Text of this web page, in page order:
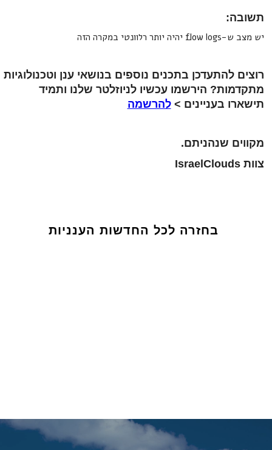
תשובה:
יש מצב ש-flow logs יהיה יותר רלוונטי במקרה הזה
רוצים להתעדכן בתכנים נוספים בנושאי ענן וטכנולוגיות
מתקדמות? הירשמו עכשיו לניוזלטר שלנו ותמיד
תישארו בעניינים >להרשמה
מקווים שנהניתם.
צוות IsraelClouds
בחזרה לכל החדשות הענניות